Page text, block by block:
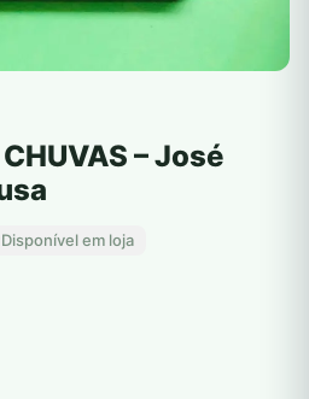
– José
Disponível em loja